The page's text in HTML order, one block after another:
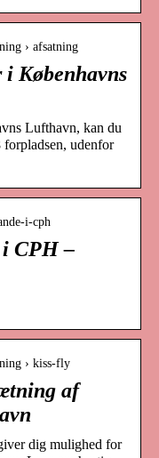
› afsatning
Københavns
Lufthavn, kan du
udenfor
i-cph
i CPH –
› kiss-fly
af
dig mulighed for